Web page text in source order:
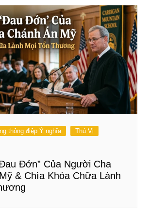
thông điệp Ý nghĩa
Thú Vị
Đớn” Của Người Cha
& Chìa Khóa Chữa Lành